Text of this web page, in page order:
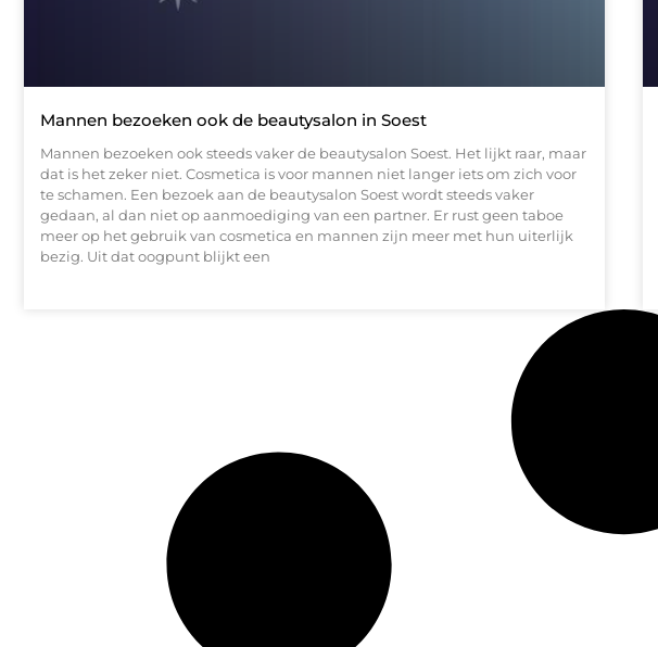
Mannen bezoeken ook de beautysalon in Soest
Mannen bezoeken ook steeds vaker de beautysalon Soest. Het lijkt raar, maar
dat is het zeker niet. Cosmetica is voor mannen niet langer iets om zich voor
te schamen. Een bezoek aan de beautysalon Soest wordt steeds vaker
gedaan, al dan niet op aanmoediging van een partner. Er rust geen taboe
meer op het gebruik van cosmetica en mannen zijn meer met hun uiterlijk
bezig. Uit dat oogpunt blijkt een